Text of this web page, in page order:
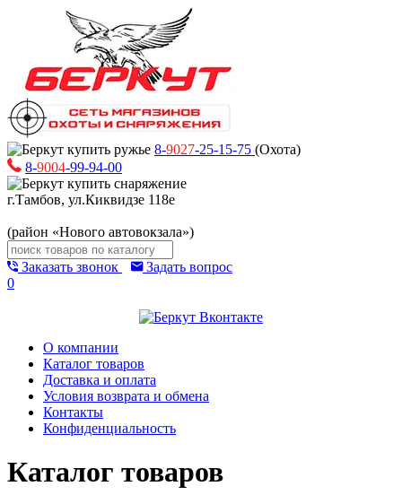
8-9027-25-15-75 (Охота)
8-9004-99-94-00
г.Тамбов, ул.Киквидзе 118е
(район «Нового автовокзала»)
Заказать звонок
Задать вопрос
0
О компании
Каталог товаров
Доставка и оплата
Условия возврата и обмена
Контакты
Конфиденциальность
Каталог товаров